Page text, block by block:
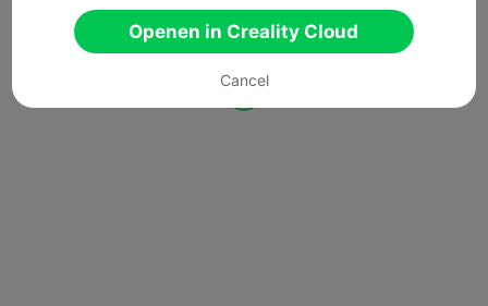
Openen in Creality Cloud
Cancel